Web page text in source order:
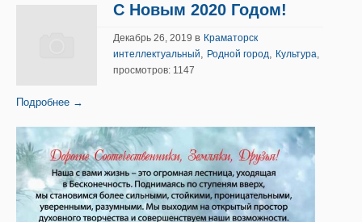
Подробнее →
С Новым 2020 Годом!
Декабрь 26, 2019 в Краматорск
интеллектуальный, Родной город, Культура,
просмотров: 1147